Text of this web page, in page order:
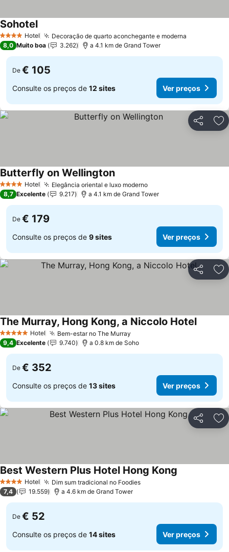
4 EstrelasHotel Decoração de quarto aconchegante e moderna
SohotelVer preços
8,0 Muito boa 3.262 a 4.1 km de Grand Tower
De € 105
Consulte os preços de 12 sites Ver preços
Partilhar
4 EstrelasHotel Elegância oriental e luxo modernoVer preços
Butterfly on WellingtonVer preços
8,7 Excelente 9.217 a 4.1 km de Grand Tower
De € 179
Consulte os preços de 9 sites Ver preços
Partilhar
5 Estrelas Hotel Bem-estar no The Murray
The Murray, Hong Kong, a Niccolo HotelVer
9,4 Excelente 9.740 a 0.8 km de Soho
De € 352
Consulte os preços de 13 sites Ver preços
Partilhar
4 EstrelasHotel Dim sum tradicional no FoodiesVer preços
Best Western Plus Hotel Hong Kong
7,4 19.559 a 4.6 km de Grand Tower
De € 52
Consulte os preços de 14 sites Ver preços